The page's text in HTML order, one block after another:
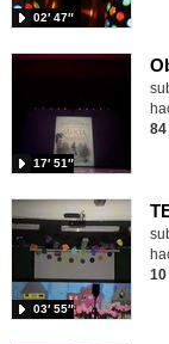
02′ 47″
17′ 51″
84
03′ 55″
10